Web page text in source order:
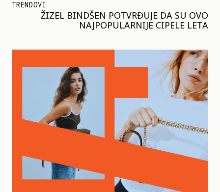
TRENDOVI
ŽIZEL BINDŠEN POTVRĐUJE DA SU OVO
NAJPOPULARNIJE CIPELE LETA